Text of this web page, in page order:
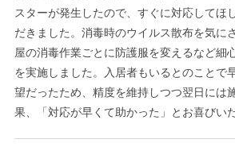
スターが発生したので、すぐに対応してほ
だきました。消毒時のウイルス散布を気に
屋の消毒作業ごとに防護服を変えるなど細
を実施しました。入居者もいるとのことで
望だったため、精度を維持しつつ翌日には
果、「対応が早くて助かった」とお喜びい